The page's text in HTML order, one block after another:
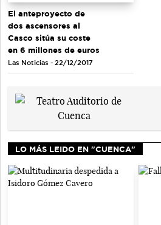
El anteproyecto de
dos ascensores al
Casco sitúa su coste
en 6 millones de euros
Las Noticias - 22/12/2017
LO MÁS LEIDO EN "CUENCA"